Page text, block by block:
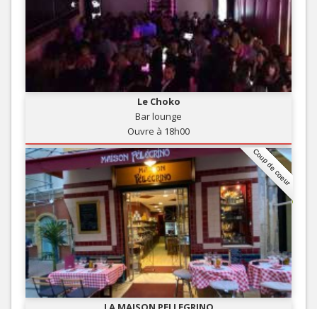
Le Choko
Bar lounge
Ouvre à 18h00
Coup de coeur